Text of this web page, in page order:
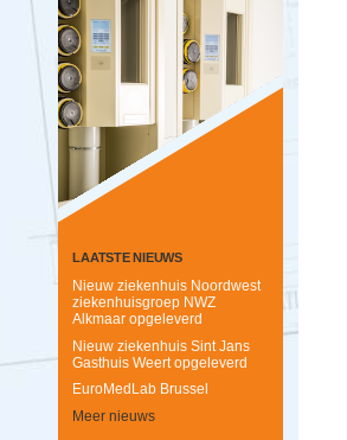
LAATSTE NIEUWS
Nieuw ziekenhuis Noordwest
ziekenhuisgroep NWZ
Alkmaar opgeleverd
Nieuw ziekenhuis Sint Jans
Gasthuis Weert opgeleverd
EuroMedLab Brussel
Meer nieuws